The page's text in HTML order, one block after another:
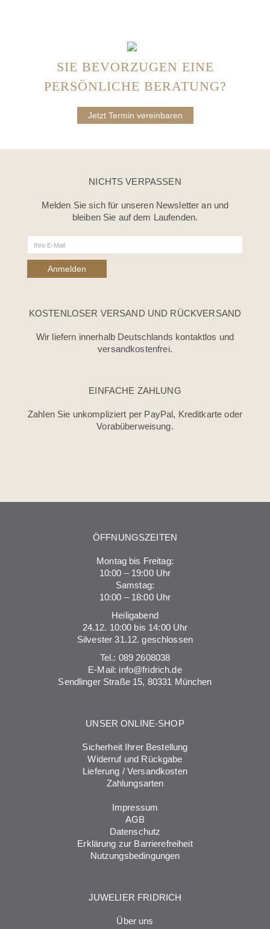
SIE BEVORZUGEN EINE
PERSÖNLICHE BERATUNG?
Jetzt Termin vereinbaren
NICHTS VERPASSEN
Melden Sie sich für unseren Newsletter an und
bleiben Sie auf dem Laufenden.
KOSTENLOSER VERSAND UND RÜCKVERSAND
Wir liefern innerhalb Deutschlands kontaktlos und
versandkostenfrei.
EINFACHE ZAHLUNG
Zahlen Sie unkompliziert per PayPal, Kreditkarte oder
Vorabüberweisung.
ÖFFNUNGSZEITEN
Montag bis Freitag:
10:00 – 19:00 Uhr
Samstag:
10:00 – 18:00 Uhr
Heiligabend
24.12. 10:00 bis 14:00 Uhr
Silvester 31.12. geschlossen
Tel.: 089 2608038
E-Mail: info@fridrich.de
Sendlinger Straße 15, 80331 München
UNSER ONLINE-SHOP
Sicherheit Ihrer Bestellung
Widerruf und Rückgabe
Lieferung / Versandkosten
Zahlungsarten
Impressum
AGB
Datenschutz
Erklärung zur Barrierefreiheit
Nutzungsbedingungen
JUWELIER FRIDRICH
Über uns